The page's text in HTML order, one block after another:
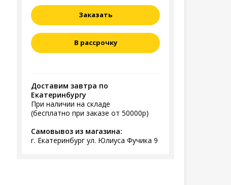
Заказать
В рассрочку
Доставим завтра по
Екатеринбургу
При наличии на складе
(бесплатно при заказе от 50000р)
Самовывоз из магазина:
г. Екатеринбург ул. Юлиуса Фучика 9